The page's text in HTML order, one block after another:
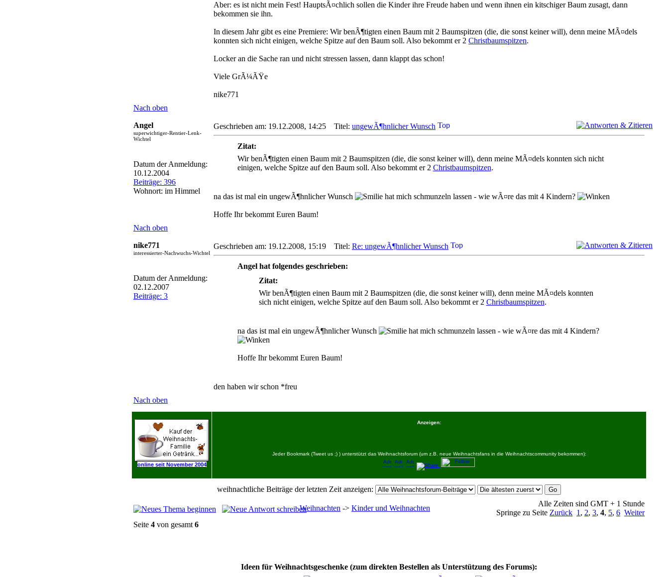
Aber: es ist nicht mein Fest! HauptsÃ¤chlich sollen die Kinder ihre Freude haben und wenn ihnen ein kitschiger Baum zusagt, dann
bekommen sie ihn.
In diesem Jahr gibt es eine Premiere: Wir benÃ¶tigten einen Baum mit 2 Baumspitzen (die, die sonst keiner will), denn meine MÃ¤dels
konnten sich nicht einigen, welche Spitze auf den Baum soll. Also bekommt er 2 Christbaumspitzen.
Locker an die Sache ran und nicht stressen lassen, dann klappt das schon!
Viele GrÃ¼ÃŸe
nike771
Nach oben
Angel
superwichtiger-Rentier-Lenk-
Wichtel
Datum der Anmeldung:
10.12.2004
Beiträge: 396
Wohnort: im Himmel
Geschrieben am: 19.12.2008, 14:25 Titel: ungewÃ¶hnlicher Wunsch
Zitat:
Wir benÃ¶tigten einen Baum mit 2 Baumspitzen (die, die sonst keiner will), denn meine MÃ¤dels konnten sich nicht
einigen, welche Spitze auf den Baum soll. Also bekommt er 2 Christbaumspitzen.
na das ist mal ein ungewÃ¶hnlicher Wunsch hat mich schmunzeln lassen - wie wÃ¤re das mit 4 Kindern?
Hoffe Ihr bekommt Euren Baum!
Nach oben
nike771
interessierter-Nachwuchs-Wichtel
Datum der Anmeldung:
02.12.2007
Beiträge: 3
Geschrieben am: 19.12.2008, 15:19 Titel: Re: ungewÃ¶hnlicher Wunsch
Angel hat folgendes geschrieben:
Zitat:
Wir benÃ¶tigten einen Baum mit 2 Baumspitzen (die, die sonst keiner will), denn meine MÃ¤dels konnten
sich nicht einigen, welche Spitze auf den Baum soll. Also bekommt er 2 Christbaumspitzen.
na das ist mal ein ungewÃ¶hnlicher Wunsch hat mich schmunzeln lassen - wie wÃ¤re das mit 4 Kindern?
Hoffe Ihr bekommt Euren Baum!
den haben wir schon *freu
Nach oben
online seit November 2004
Anzeigen:
Jeder Bookmark (Tweet us ;) ) unterstützt das Weihnachtsforum (um z.B. neue Weihnachtsfans in die Weihnachtscommunity bekommen):
weihnachtliche Beiträge der letzten Zeit anzeigen:
Weihnachten -> Kinder und Weihnachten
Alle Zeiten sind GMT + 1 Stunde
Springe zu Seite Zurück 1 , 2, 3, 4, 5, 6 Weiter
Seite 4 von gesamt 6
Ideen für Weihnachtsgeschenke (zum direkten Bestellen als Unterstützung des Forums):